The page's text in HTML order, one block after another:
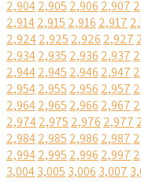
2,9042,905 2,906 2,907
2,9142,915 2,916 2,917
2,9242,925 2,926 2,927
2,9342,935 2,936 2,937
2,9442,945 2,946 2,947
2,9542,955 2,956 2,957
2,9642,965 2,966 2,967
2,9742,975 2,976 2,977
2,9842,985 2,986 2,987
2,9942,995 2,996 2,997
3,0043,005 3,006 3,007